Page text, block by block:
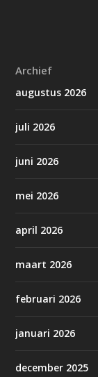
Archief
augustus 2026
juli 2026
juni 2026
mei 2026
april 2026
maart 2026
februari 2026
januari 2026
december 2025